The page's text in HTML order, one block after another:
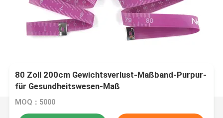
80 Zoll 200cm Gewichtsverlust-Maßband-Purpur-
für Gesundheitswesen-Maß
MOQ：5000